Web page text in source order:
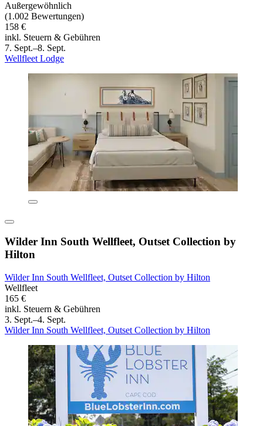
Außergewöhnlich
(1.002 Bewertungen)
158 €
inkl. Steuern & Gebühren
7. Sept.–8. Sept.
Wellfleet Lodge
Wilder Inn South Wellfleet, Outset Collection by
Hilton
Wilder Inn South Wellfleet, Outset Collection by Hilton
Wellfleet
165 €
inkl. Steuern & Gebühren
3. Sept.–4. Sept.
Wilder Inn South Wellfleet, Outset Collection by Hilton